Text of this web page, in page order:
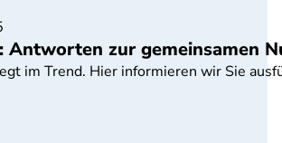
Antworten zur gemeinsamen
im Trend. Hier informieren wir Sie